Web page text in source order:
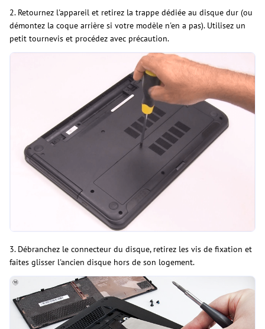
2. Retournez l'appareil et retirez la trappe dédiée au disque dur (ou
démontez la coque arrière si votre modèle n'en a pas). Utilisez un
petit tournevis et procédez avec précaution.
3. Débranchez le connecteur du disque, retirez les vis de fixation et
faites glisser l'ancien disque hors de son logement.